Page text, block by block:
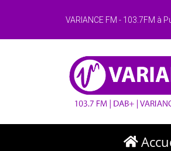
VARIANCE FM - 103.7FM à